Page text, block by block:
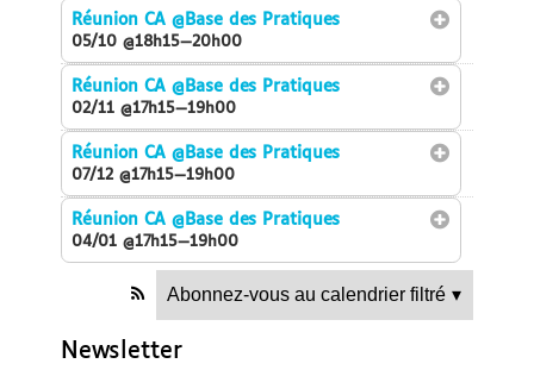
Réunion CA@Base des Pratiques
05/10 @18h15—20h00
Réunion CA@Base des Pratiques
02/11 @17h15—19h00
Réunion CA@Base des Pratiques
07/12 @17h15—19h00
Réunion CA@Base des Pratiques
04/01 @17h15—19h00
Abonnez-vous au calendrier filtré ▾
Newsletter